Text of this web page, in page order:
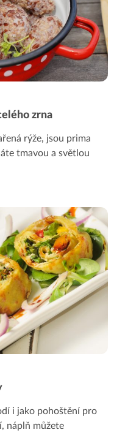
zrna
rýže, jsou prima
tmavou a světlou
i jako pohoštění pro
náplň můžete